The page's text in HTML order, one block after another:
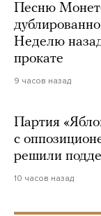
Песню
Неделю
прокате
9 часов назад
Партия
с
решили
10 часов назад